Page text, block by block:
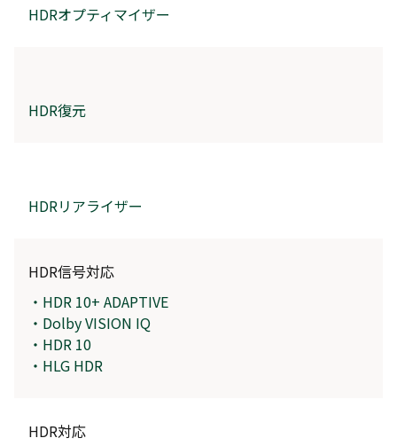
HDRオプティマイザー
HDR復元
HDRリアライザー
HDR信号対応
・HDR 10+ ADAPTIVE
・Dolby VISION IQ
・HDR 10
・HLG HDR
HDR対応